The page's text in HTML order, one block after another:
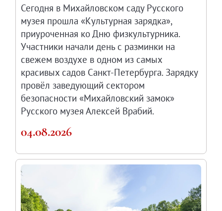
Партнеры и спонсоры
Культурно-просветительские и
Ассоциация художественных музеев
Локальные нормативные акты
Уставные документы
Закупки
Результаты проведения специальной
Аренда
Противодействие терроризму
Противодействие коррупции
Страницы памяти
Коллекции
Древнерусское искусство
Живопись XVIII – первой половины XIX вв.
Сегодня в Михайловском саду Русского
музея прошла «Культурная зарядка»,
приуроченная ко Дню физкультурника.
Участники начали день с разминки на
свежем воздухе в одном из самых
красивых садов Санкт-Петербурга. Зарядку
провёл заведующий сектором
безопасности «Михайловский замок»
Русского музея Алексей Врабий.
04.08.2026